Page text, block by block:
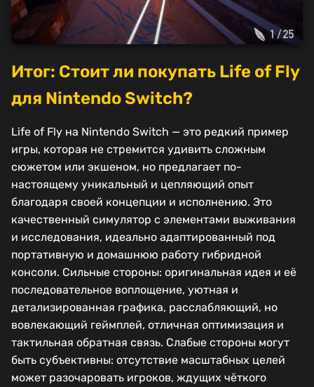
Итог: Стоит ли покупать Life of Fly
для Nintendo Switch?
Life of Fly на Nintendo Switch — это редкий пример
игры, которая не стремится удивить сложным
сюжетом или экшеном, но предлагает по-
настоящему уникальный и цепляющий опыт
благодаря своей концепции и исполнению. Это
качественный симулятор с элементами выживания
и исследования, идеально адаптированный под
портативную и домашнюю работу гибридной
консоли. Сильные стороны: оригинальная идея и её
последовательное воплощение, уютная и
детализированная графика, расслабляющий, но
вовлекающий геймплей, отличная оптимизация и
тактильная обратная связь. Слабые стороны могут
быть субъективны: отсутствие масштабных целей
может разочаровать игроков, ждущих чёткого